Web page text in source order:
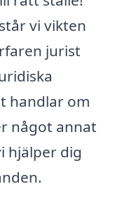
vi vikten
jurist
handlar om
något annat
hjälper dig